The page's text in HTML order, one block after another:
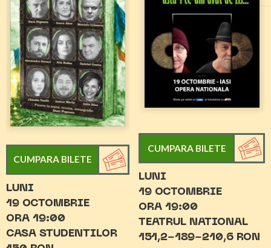
CUMPARA BILETE
LUNI
19 OCTOMBRIE
ORA 19:00
CASA STUDENTILOR
CUMPARA BILETE
LUNI
19 OCTOMBRIE
ORA 19:00
TEATRUL NATIONAL
151,2-189-210,6 RON